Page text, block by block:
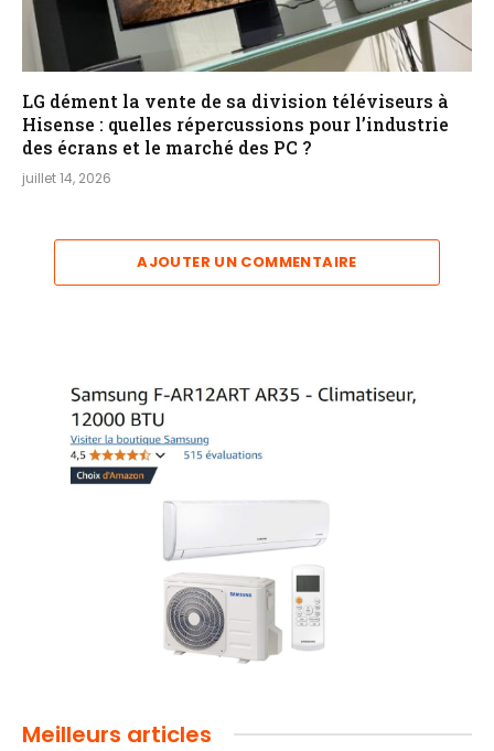
LG dément la vente de sa division téléviseurs à
Hisense : quelles répercussions pour l’industrie
des écrans et le marché des PC ?
juillet 14, 2026
AJOUTER UN COMMENTAIRE
Meilleurs articles